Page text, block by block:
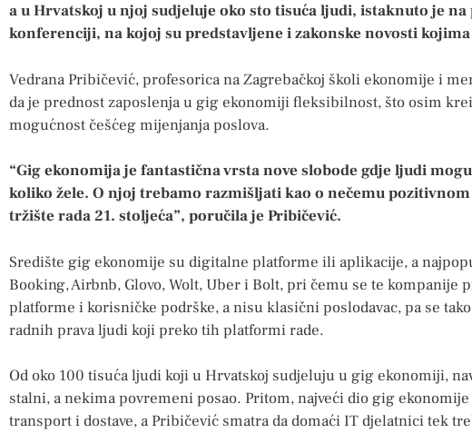
a u Hrvatskoj u njoj sudjeluje oko sto tisuća ljudi, istaknuto je
konferenciji, na kojoj su predstavljene i zakonske novosti
Vedrana Pribičević, profesorica na Zagrebačkoj školi ekonomije i
da je prednost zaposlenja u gig ekonomiji fleksibilnost, što osim
mogućnost češćeg mijenjanja poslova.
“Gig ekonomija je fantastična vrsta nove slobode gdje ljudi
koliko žele. O njoj trebamo razmišljati kao o nečemu
tržište rada 21. stoljeća”, poručila je Pribičević.
Središte gig ekonomije su digitalne platforme ili aplikacije, a
Booking, Airbnb, Glovo, Wolt, Uber i Bolt, pri čemu se te kompanije
platforme i korisničke podrške, a nisu klasični poslodavac, pa se
radnih prava ljudi koji preko tih platformi rade.
Od oko 100 tisuća ljudi koji u Hrvatskoj sudjeluju u gig ekonomiji,
stalni, a nekima povremeni posao. Pritom, najveći dio gig
transport i dostave, a Pribičević smatra da domaći IT djelatnici tek